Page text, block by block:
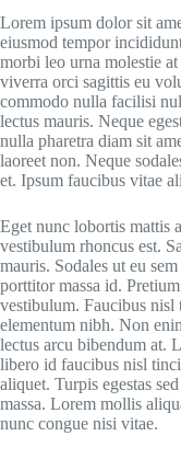
Lorem ipsum dolor sit
eiusmod tempor
morbi leo urna molestie
viverra orci sagittis eu
commodo nulla facilisi
lectus mauris. Neque
nulla pharetra diam sit
laoreet non. Neque
et. Ipsum faucibus vitae
Eget nunc lobortis mattis
vestibulum rhoncus est.
mauris. Sodales ut eu
porttitor massa id.
vestibulum. Faucibus
elementum nibh. Non
lectus arcu bibendum at.
libero id faucibus nisl
aliquet. Turpis egestas
massa. Lorem mollis
nunc congue nisi vitae.